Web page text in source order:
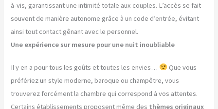
à-vis, garantissant une intimité totale aux couples. L’accès se fait
souvent de manière autonome grâce à un code d’entrée, évitant
ainsi tout contact gênant avec le personnel.
Une expérience sur mesure pour une nuit inoubliable
Il y en a pour tous les goûts et toutes les envies…
Que vous
préfériez un style moderne, baroque ou champêtre, vous
trouverez forcément la chambre qui correspond à vos attentes.
Certains établissements proposent même des thèmes originaux